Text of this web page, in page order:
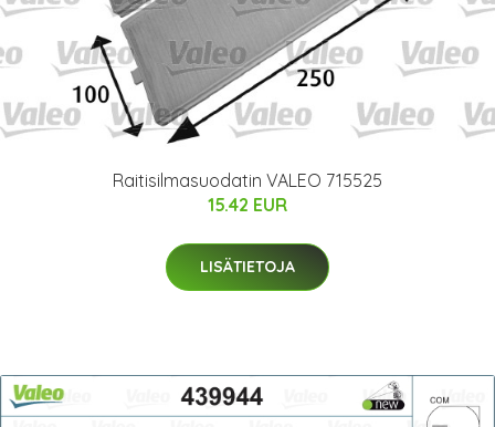
Raitisilmasuodatin VALEO 715525
15.42 EUR
LISÄTIETOJA